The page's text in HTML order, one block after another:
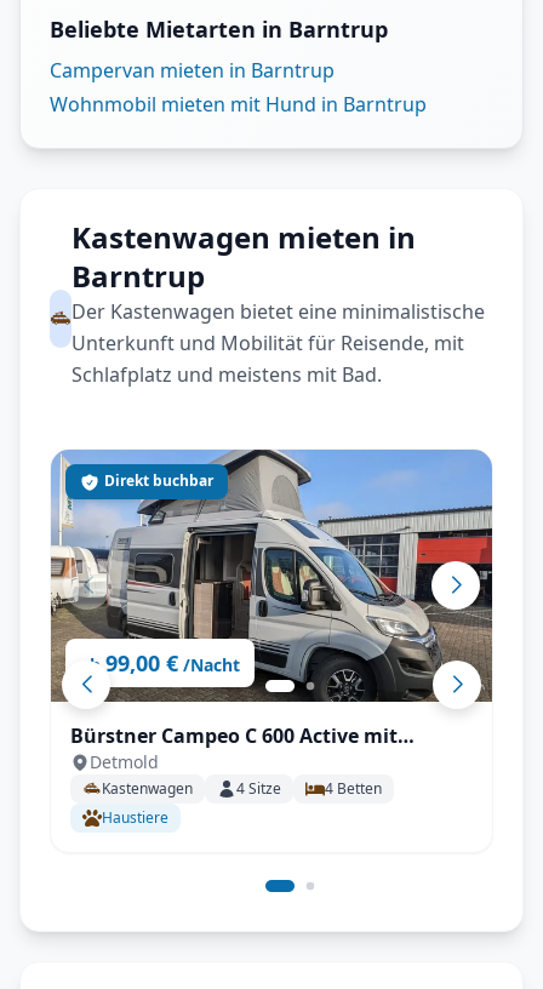
Beliebte Mietarten in Barntrup
Campervan mieten in Barntrup
Wohnmobil mieten mit Hund in Barntrup
Kastenwagen mieten in
Barntrup
Der Kastenwagen bietet eine minimalistische
Unterkunft und Mobilität für Reisende, mit
Schlafplatz und meistens mit Bad.
ab 99,00 € /Nacht
Direkt buchbar
Bürstner Campeo C 600 Active mit
Aufstelldach, AHK - All inkl.
Detmold
Kastenwagen 4Sitze 4 Betten
Haustiere